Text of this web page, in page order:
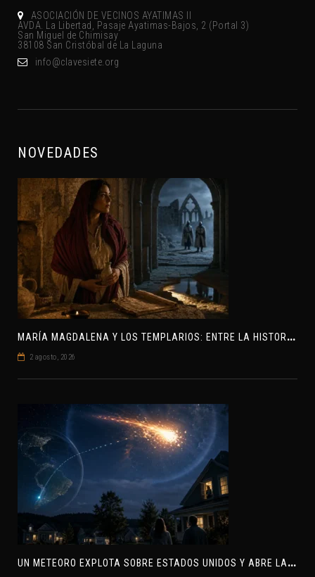
ASOCIACIÓN DE VECINOS AYATIMAS II
AVDA. La Libertad, Pasaje Ayatimas-Bajos, 2 (Portal 3)
San Miguel de Chimisay
38108 San Cristóbal de La Laguna
gro.eteisevalc@ofni
NOVEDADES
M
ARÍA MAGDALENA Y LOS TEMPLARIOS: ENTRE LA HISTORIA Y EL MISTERIO
2 agosto, 2026
U
N METEORO EXPLOTA SOBRE ESTADOS UNIDOS Y ABRE LA PISTA DE POLAR-IM, UN POSIBLE VISITANTE INTERESTELAR